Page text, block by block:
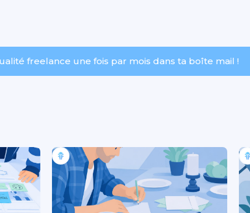
freelance une fois par mois dans ta boîte mail !